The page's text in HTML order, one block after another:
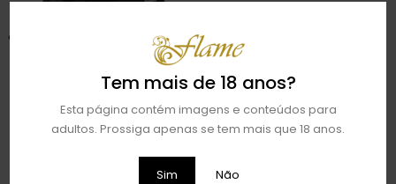
Tem mais de 18 anos?
Esta página contém imagens e conteúdos para
adultos. Prossiga apenas se tem mais que 18 anos.
Sim Não
GEL AUMENTO PENIANO TITAN GOLD